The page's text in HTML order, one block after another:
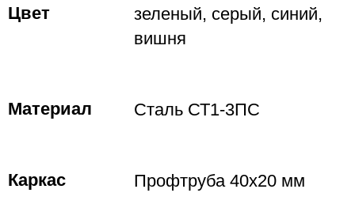
Цвет
зеленый, серый, синий,
вишня
Материал Сталь СТ1-3ПС
Каркас Профтруба 40х20 мм